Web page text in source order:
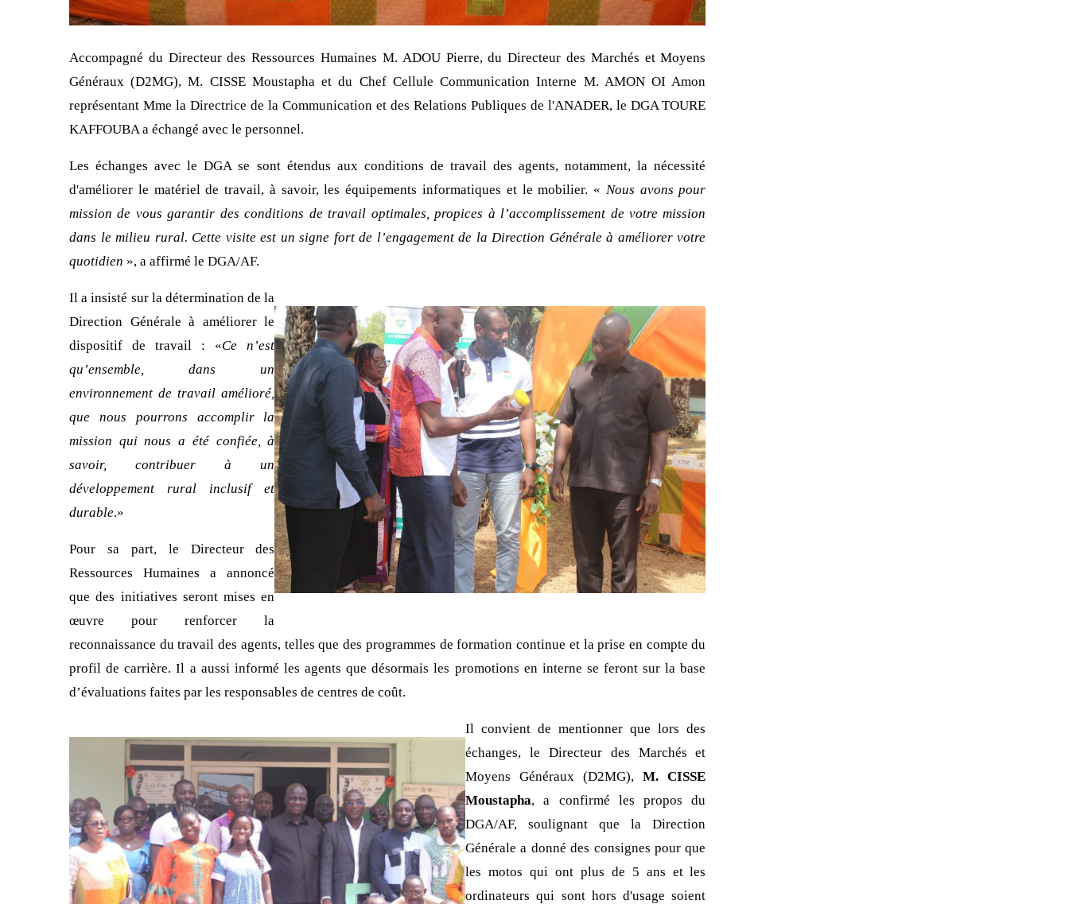
Accompagné du Directeur des Ressources Humaines M. ADOU Pierre, du Directeur des Marchés et Moyens
Généraux (D2MG), M. CISSE Moustapha et du Chef Cellule Communication Interne M. AMON OI Amon
représentant Mme la Directrice de la Communication et des Relations Publiques de l'ANADER, le DGA TOURE
KAFFOUBA a échangé avec le personnel.
Les échanges avec le DGA se sont étendus aux conditions de travail des agents, notamment, la nécessité
d'améliorer le matériel de travail, à savoir, les équipements informatiques et le mobilier. « Nous avons pour
mission de vous garantir des conditions de travail optimales, propices à l’accomplissement de votre mission
dans le milieu rural. Cette visite est un signe fort de l’engagement de la Direction Générale à améliorer votre
quotidien », a affirmé le DGA/AF.
Il a insisté sur la détermination de la
Direction Générale à améliorer le
dispositif de travail : «Ce n’est
qu’ensemble, dans un
environnement de travail amélioré,
que nous pourrons accomplir la
mission qui nous a été confiée, à
savoir, contribuer à un
développement rural inclusif et
durable.»
Pour sa part, le Directeur des
Ressources Humaines a annoncé
que des initiatives seront mises en
œuvre pour renforcer la
reconnaissance du travail des agents, telles que des programmes de formation continue et la prise en compte du
profil de carrière. Il a aussi informé les agents que désormais les promotions en interne se feront sur la base
d’évaluations faites par les responsables de centres de coût.
Il convient de mentionner que lors des
échanges, le Directeur des Marchés et
Moyens Généraux (D2MG),M. CISSE
Moustapha, a confirmé les propos du
DGA/AF, soulignant que la Direction
Générale a donné des consignes pour que
les motos qui ont plus de 5 ans et les
ordinateurs qui sont hors d'usage soient